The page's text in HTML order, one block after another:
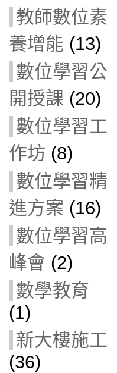
教師數位素
養增能 (13)
數位學習公
開授課 (20)
數位學習工
作坊 (8)
數位學習精
進方案 (16)
數位學習高
峰會 (2)
數學教育
(1)
新大樓施工
(36)